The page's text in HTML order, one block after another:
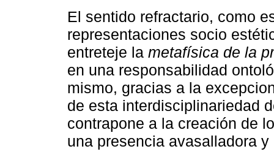
El sentido refractario, como
representaciones socio
entreteje la metafísica de la
en una responsabilidad
mismo, gracias a la
de esta interdisciplinariedad
contrapone a la creación de
una presencia avasalladora y